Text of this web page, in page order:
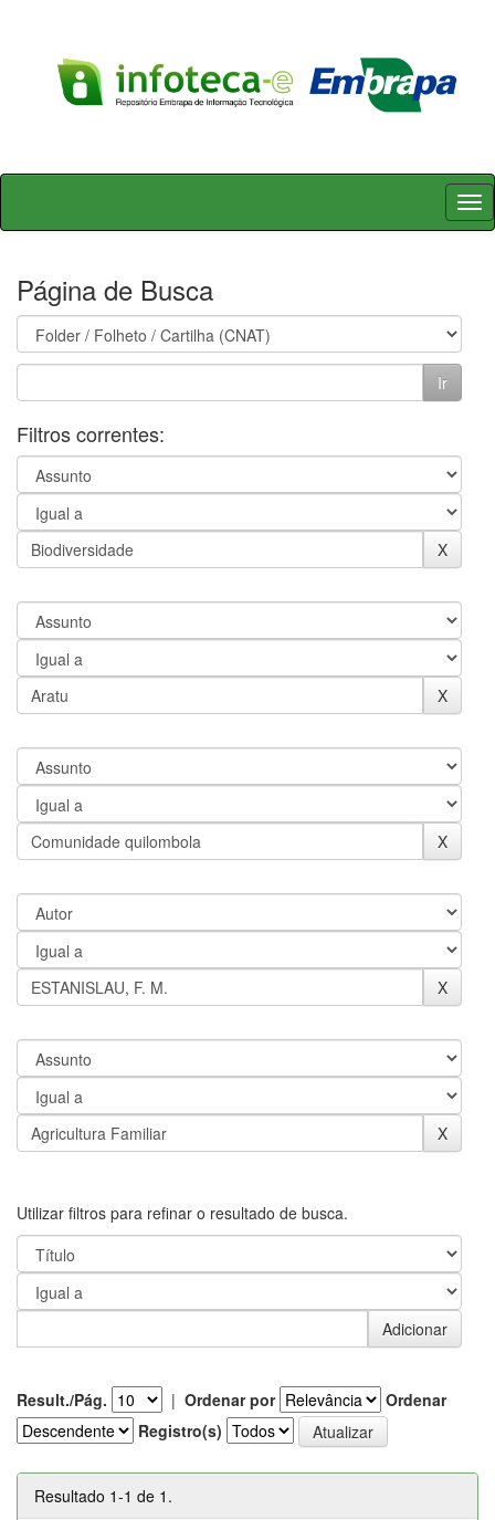
Skip
Página de Busca
Filtros correntes:
Utilizar filtros para refinar o resultado de busca.
Result./Pág. | Ordenar por
Ordenar
Registro(s)
Resultado 1-1 de 1.